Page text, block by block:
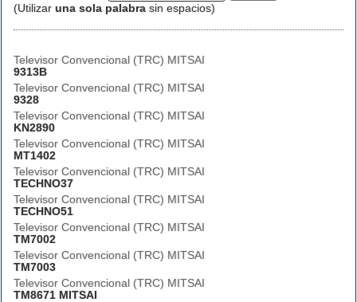
(Utilizar una sola palabra sin espacios)
Televisor Convencional (TRC) MITSAI
9313B
Televisor Convencional (TRC) MITSAI
9328
Televisor Convencional (TRC) MITSAI
KN2890
Televisor Convencional (TRC) MITSAI
MT1402
Televisor Convencional (TRC) MITSAI
TECHNO37
Televisor Convencional (TRC) MITSAI
TECHNO51
Televisor Convencional (TRC) MITSAI
TM7002
Televisor Convencional (TRC) MITSAI
TM7003
Televisor Convencional (TRC) MITSAI
TM8671 MITSAI